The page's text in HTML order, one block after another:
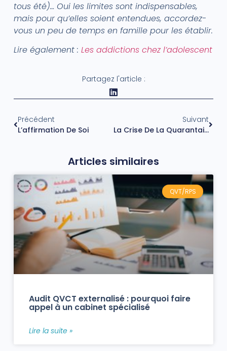
tous été)… Oui les limites sont indispensables,
mais pour qu’elles soient entendues, accordez-
vous un peu de temps en famille pour les établir.
Lire également : Les addictions chez l’adolescent
Partagez l'article :
Précédent
L’affirmation De Soi
Suivant
La Crise De La Quarantaine
Articles similaires
QVT/RPS
Audit QVCT externalisé : pourquoi faire
appel à un cabinet spécialisé
Lire la suite »